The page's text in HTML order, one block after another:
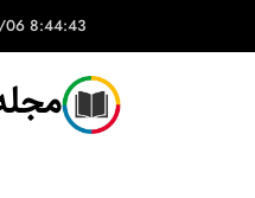
8:44:43 PM
06